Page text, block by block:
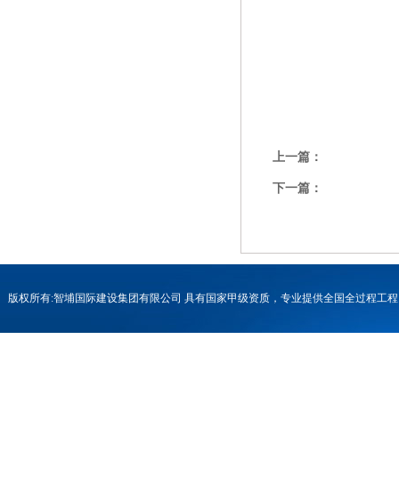
上一篇：
下一篇：
版权所有:智埔国际建设集团有限公司 具有国家甲级资质，专业提供全国全过程